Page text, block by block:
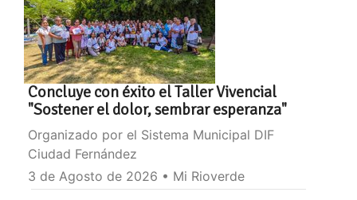
Concluye con éxito el Taller Vivencial
"Sostener el dolor, sembrar esperanza"
Organizado por el Sistema Municipal DIF
Ciudad Fernández
3 de Agosto de 2026 • Mi Rioverde